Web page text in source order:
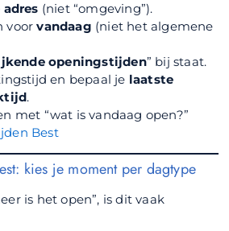
(niet “omgeving”).
voorvandaag (niet het algemene
openingstijden” bij staat.
en bepaal je laatste
.
met “wat is vandaag open?”
Best
kies je moment per dagtype
is het open”, is dit vaak